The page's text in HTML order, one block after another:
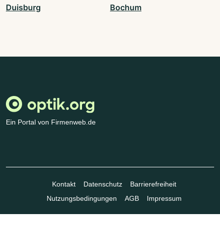
Duisburg Bochum
Ein Portal von Firmenweb.de
Kontakt Datenschutz
Barrierefreiheit
Nutzungsbedingungen
AGB Impressum